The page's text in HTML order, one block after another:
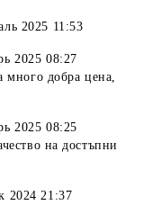
2025 11:53
2025 08:27
много добра цена,
2025 08:25
на достъпни
2024 21:37